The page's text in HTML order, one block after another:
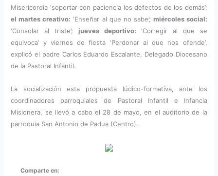
Misericordia ‘soportar con paciencia los defectos de los demás’;
el martes creativo: ‘Enseñar al que no sabe’; miércoles social:
‘Consolar al triste’; jueves deportivo: ‘Corregir al que se
equivoca’ y viernes de fiesta ‘Perdonar al que nos ofende’,
explicó el padre Carlos Eduardo Escalante, Delegado Diocesano
de la Pastoral Infantil.
La socialización esta propuesta lúdico-formativa, ante los
coordinadores parroquiales de Pastoral Infantil e Infancia
Misionera, se llevó a cabo el 28 de mayo, en el auditorio de la
parroquia San Antonio de Padua (Centro).
Comparte en: